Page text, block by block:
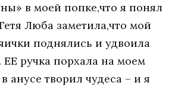
в моей попке,что я понял
Люба заметила,что мой
поднялись и удвоила
ЕЕ ручка порхала на моем
анусе творил чудеса – и я